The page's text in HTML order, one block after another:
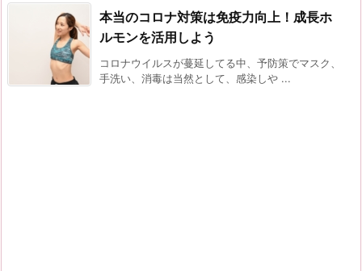
本当のコロナ対策は免疫力向上！成長ホ
ルモンを活用しよう
コロナウイルスが蔓延してる中、予防策でマスク、
手洗い、消毒は当然として、感染しや ...